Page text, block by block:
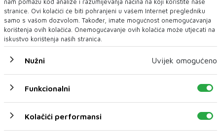
Eurostat je objavio podatke o minimalnim plaćama za drugo
polugodište 2026. godin...
stranice. Ovi kolačići će biti pohranjeni u vašem Internet pregledniku
samo s vašom dozvolom. Također, imate mogućnost onemogućavanja
korištenja ovih kolačića. Onemogućavanje ovih kolačića može utjecati na
iskustvo korištenja naših stranica.
Nužni Uvijek omogućeno
Funkcionalni
Kolačići performansi